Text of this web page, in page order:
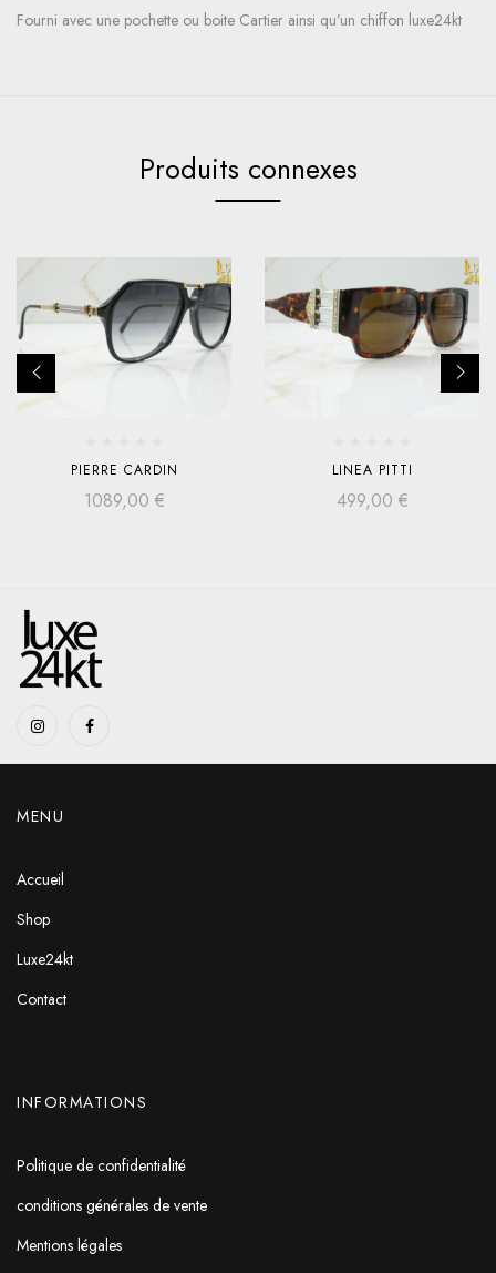
Fourni avec une pochette ou boite Cartier ainsi qu’un chiffon luxe24kt
Produits connexes
PIERRE CARDIN
1089,00 €
LINEA PITTI
499,00 €
MENU
Accueil
Shop
Luxe24kt
Contact
INFORMATIONS
Politique de confidentialité
conditions générales de vente
Mentions légales